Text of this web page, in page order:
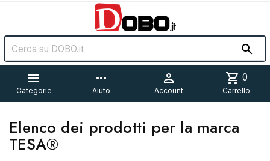


Categorie
more_horiz
Aiuto

Account
shopping_cart 0
Carrello
Elenco dei prodotti per la marca
TESA®